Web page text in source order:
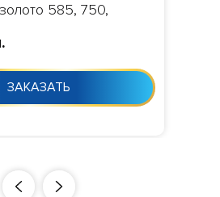
585, 750,
10-24 дня с момента
ЗАКАЗАТЬ